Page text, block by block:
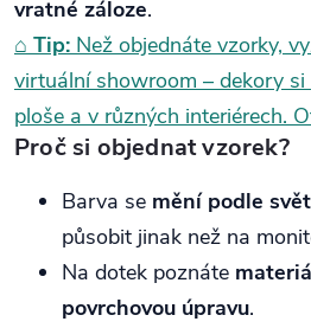
vratné záloze.
⌂ Tip: Než objednáte vzorky,
virtuální showroom – dekory si
ploše a v různých interiérech.
Proč si objednat vzorek?
Barva se mění podle
působit jinak než na
Na dotek poznáte
povrchovou úpravu.